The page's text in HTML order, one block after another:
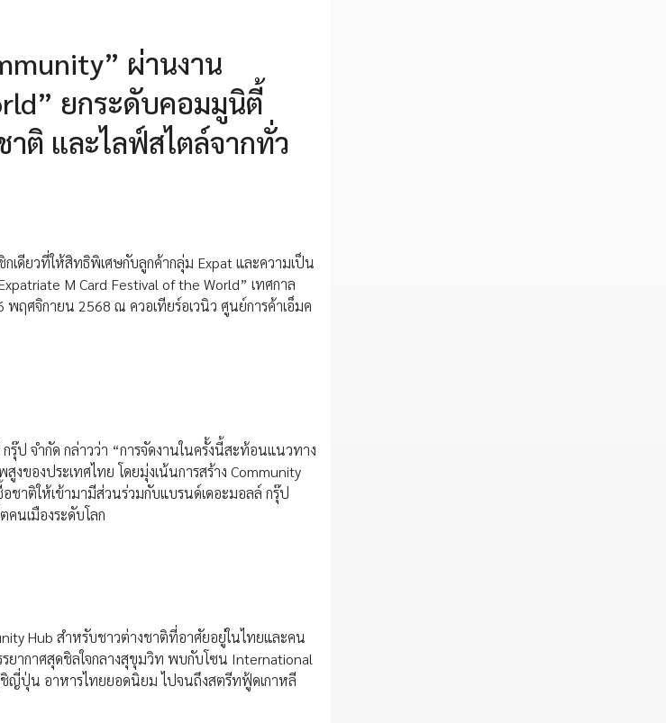
ผ่านงาน
ยกระดับคอมมูนิตี้
ติ และไลฟ์สไตล์จากทั่ว
เดียวที่ให้สิทธิพิเศษกับลูกค้ากลุ่ม Expat และความเป็น
M Card Festival of the World” เทศกาล
ฤศจิกายน 2568 ณ ควอเทียร์อเวนิว ศูนย์การค้าเอ็มค
ป จำกัด กล่าวว่า “การจัดงานในครั้งนี้สะท้อนแนวทาง
ของประเทศไทย โดยมุ่งเน้นการสร้าง Community
ชาติให้เข้ามามีส่วนร่วมกับแบรนด์เดอะมอลล์ กรุ๊ป
นเมืองระดับโลก
Hub สำหรับชาวต่างชาติที่อาศัยอยู่ในไทยและคน
ยากาศสุดชิลใจกลางสุขุมวิท พบกับโซน International
ญี่ปุ่น อาหารไทยยอดนิยม ไปจนถึงสตรีทฟู้ดเกาหลี